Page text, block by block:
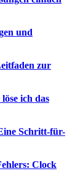
und
zur
ich das
Schritt-für-
Clock